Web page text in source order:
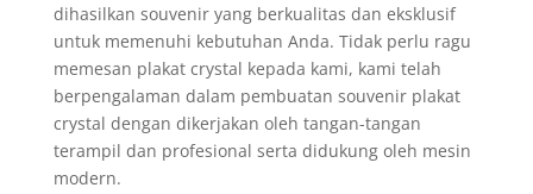
dihasilkan souvenir yang berkualitas dan eksklusif
untuk memenuhi kebutuhan Anda. Tidak perlu ragu
memesan plakat crystal kepada kami, kami telah
berpengalaman dalam pembuatan souvenir plakat
crystal dengan dikerjakan oleh tangan-tangan
terampil dan profesional serta didukung oleh mesin
modern.